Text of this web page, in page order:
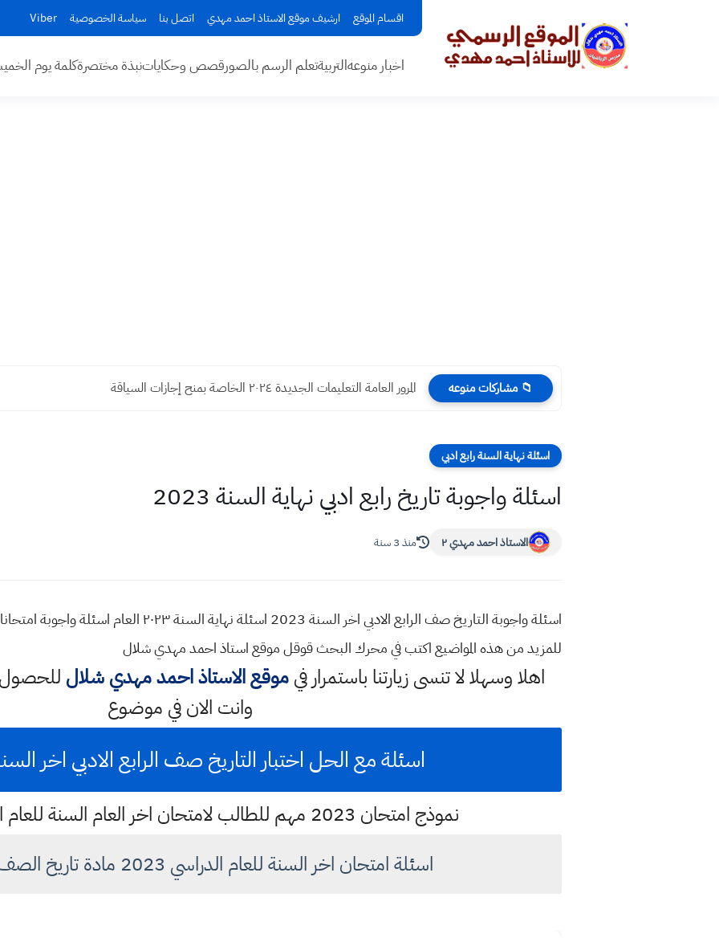
اقسام الموقع ارشيف موقع الاستاذ احمد مهدي اتصل بنا سياسة الخصوصية Viber
اخبار منوعهالتربيةتعلم الرسم بالصورقصص وحكاياتنبذة مختصرةكلمة يوم
📁 مشاركات منوعه المرور العامة التعليمات الجديدة ٢٠٢٤ الخاصة بمنح إجازات السياقة
اسئلة نهاية السنة رابع ادبي
اسئلة واجوبة تاريخ رابع ادبي نهاية السنة 2023
الاستاذ احمد مهدي ٢ منذ 3 سنة
للمزيد من هذه المواضيع اكتب في محرك البحث قوقل موقع استاذ احمد مهدي شلال
اهلا وسهلالا تنسى زيارتنا باستمرار فيموقع الاستاذ احمد مهدي شلال
وانت الان في موضوع
اسئلة مع الحل اختبار التاريخ صف الرابع الادبي اخر السنة
نموذج امتحان 2023 مهم للطالب لامتحان اخر العام السنة للعام الدراسي 2023
اسئلة امتحان اخر السنة للعام الدراسي 2023 مادة تاريخ الصف رابع الادبي